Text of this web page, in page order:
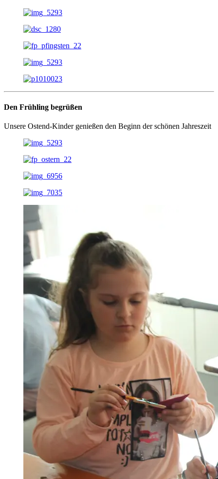
Den Frühling begrüßen
Unsere Ostend-Kinder genießen den Beginn der schönen Jahreszeit